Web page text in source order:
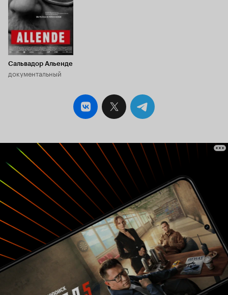
Сальвадор Альенде
документальный